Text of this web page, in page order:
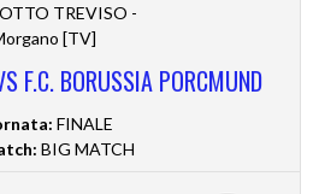
TREVISO -
[TV]
F.C. BORUSSIA PORCMUND
FINALE
BIG MATCH